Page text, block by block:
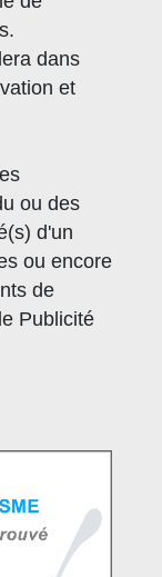
dans
et
ou des
d'un
ou encore
de
Publicité